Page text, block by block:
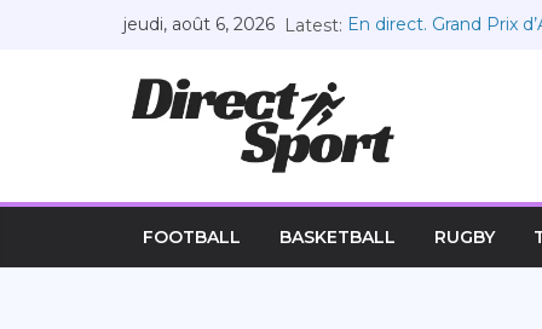
jeudi, août 6, 2026 Latest: En direct. Grand Prix
montré « la maturité et
Soulagement pour
chemin de la victoire
fin à la limitation des
FOOTBALL BASKETBALL RUGBY